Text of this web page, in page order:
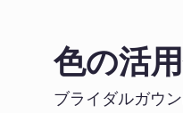
色の活
ブライダルガウ